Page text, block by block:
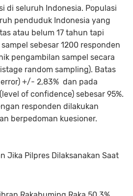
di seluruh Indonesia. Populasi
penduduk Indonesia yang
atau belum 17 tahun tapi
sebesar 1200 responden
pengambilan sampel secara
random sampling). Batas
+/- 2,83% dan pada
of confidence) sebesar 95%.
responden dilakukan
berpedoman kuesioner.
Jika Pilpres Dilaksanakan Saat